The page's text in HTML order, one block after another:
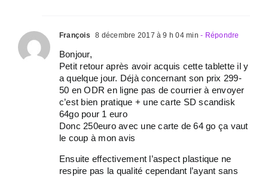
François 8 décembre 2017 à 9 h 04 min - Répondre
Bonjour,
Petit retour après avoir acquis cette tablette il y
a quelque jour. Déjà concernant son prix 299-
50 en ODR en ligne pas de courrier à envoyer
c’est bien pratique + une carte SD scandisk
64go pour 1 euro
Donc 250euro avec une carte de 64 go ça vaut
le coup à mon avis
Ensuite effectivement l’aspect plastique ne
respire pas la qualité cependant l’ayant sans